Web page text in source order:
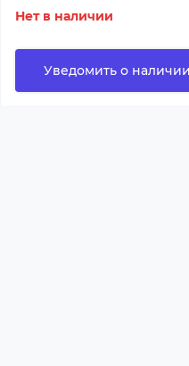
Нет в наличии
Уведомить о